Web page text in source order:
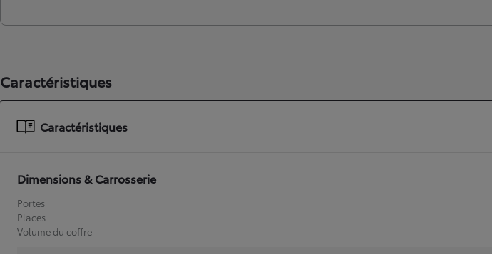
Caractéristiques
Caractéristiques
Dimensions & Carrosserie
Portes
Places
Volume du coffre